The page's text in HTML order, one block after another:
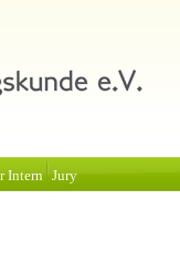
Intern Jury